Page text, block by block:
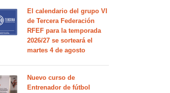
El calendario del grupo VI
de Tercera Federación
RFEF para la temporada
2026/27 se sorteará el
martes 4 de agosto
Nuevo curso de
Entrenador de fútbol